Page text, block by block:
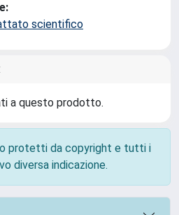
scientifico
a questo prodotto.
protetti da copyright e tutti i
diversa indicazione.